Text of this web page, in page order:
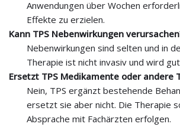
Anwendungen über Wochen
Effekte zu erzielen.
Kann TPS Nebenwirkungen
Nebenwirkungen sind selten und in
Therapie ist nicht invasiv und wird
Ersetzt TPS Medikamente oder andere
Nein, TPS ergänzt bestehende
ersetzt sie aber nicht. Die Therapie
Absprache mit Fachärzten erfolgen.